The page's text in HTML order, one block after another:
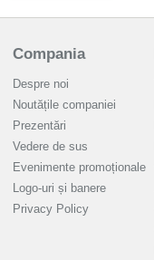
Compania
Despre noi
Noutățile companiei
Prezentări
Vedere de sus
Evenimente promoționale
Logo-uri și banere
Privacy Policy